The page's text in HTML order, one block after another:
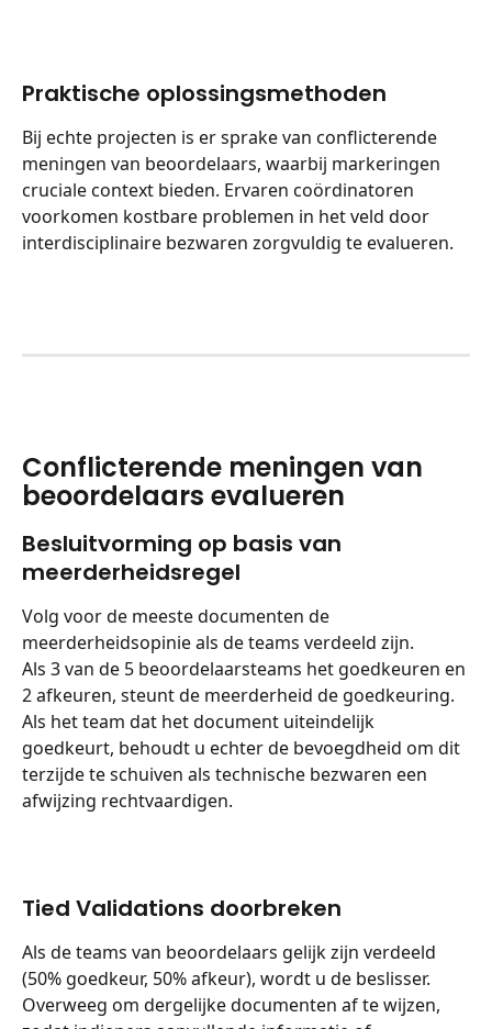
Praktische oplossingsmethoden
Bij echte projecten is er sprake van conflicterende
meningen van beoordelaars, waarbij markeringen
cruciale context bieden. Ervaren coördinatoren
voorkomen kostbare problemen in het veld door
interdisciplinaire bezwaren zorgvuldig te evalueren.
Conflicterende meningen van
beoordelaars evalueren
Besluitvorming op basis van
meerderheidsregel
Volg voor de meeste documenten de
meerderheidsopinie als de teams verdeeld zijn.
Als 3 van de 5 beoordelaarsteams het goedkeuren en
2 afkeuren, steunt de meerderheid de goedkeuring.
Als het team dat het document uiteindelijk
goedkeurt, behoudt u echter de bevoegdheid om dit
terzijde te schuiven als technische bezwaren een
afwijzing rechtvaardigen.
Tied Validations doorbreken
Als de teams van beoordelaars gelijk zijn verdeeld
(50% goedkeur, 50% afkeur), wordt u de beslisser.
Overweeg om dergelijke documenten af te wijzen,